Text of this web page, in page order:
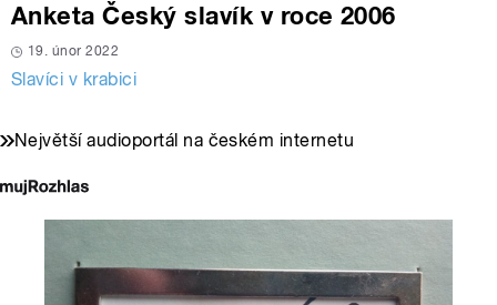
Anketa Český slavík v roce 2006
19. únor 2022
Slavíci v krabici
Největší audioportál na českém internetu